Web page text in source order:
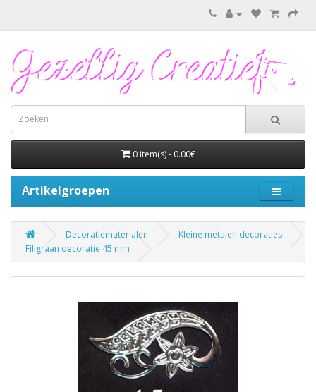
0 item(s) - 0.00€
Artikelgroepen
Decoratiematerialen
Kleine metalen decoraties
Filigraan decoratie 45 mm